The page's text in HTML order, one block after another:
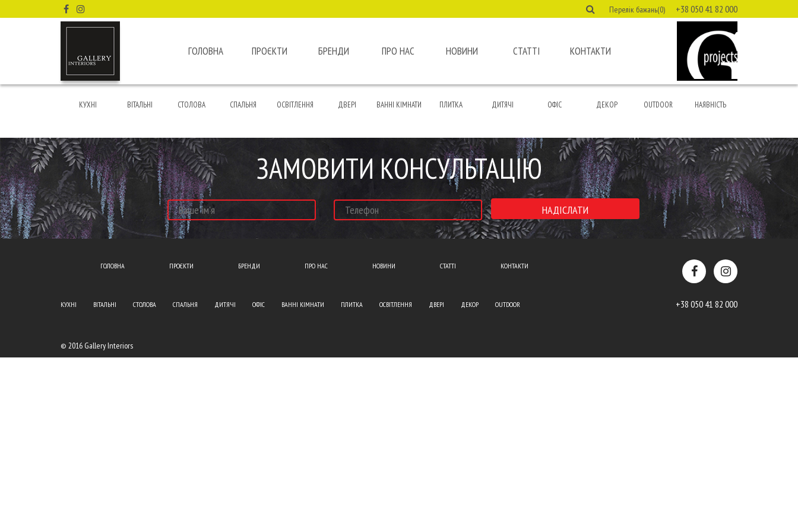
Перелік бажань(0) +38 050 41 82 000
ГОЛОВНА ПРОЄКТИ БРЕНДИ ПРО НАС НОВИНИ СТАТТІ КОНТАКТИ
КУХНІ ВІТАЛЬНІ СТОЛОВА СПАЛЬНЯ ОСВІТЛЕННЯ ДВЕРІ ВАННІ КІМНАТИ ПЛИТКА ДИТЯЧІ ОФІС ДЕКОР OUTDOOR НАЯВНІСТЬ
ЗАМОВИТИ КОНСУЛЬТАЦІЮ
ГОЛОВНА ПРОЄКТИ БРЕНДИ ПРО НАС НОВИНИ СТАТТІ КОНТАКТИ
КУХНІ ВІТАЛЬНІ СТОЛОВА СПАЛЬНЯ ДИТЯЧІ ОФІС ВАННІ КІМНАТИ ПЛИТКА ОСВІТЛЕННЯ ДВЕРІ ДЕКОР OUTDOOR +38 050 41 82 000
© 2016 Gallery Interiors